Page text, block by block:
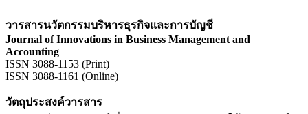
วารสารนวัตกรรมบริหารธุรกิจและการบัญชี
Journal of Innovations in Business Management and
Accounting
ISSN 3088-1153 (Print)
ISSN 3088-1161 (Online)
วัตถุประสงค์วารสาร